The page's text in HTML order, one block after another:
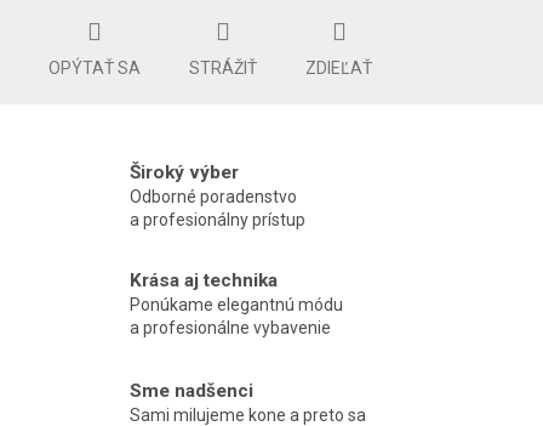
OPÝTAŤ SA STRÁŽIŤ ZDIEĽAŤ
Široký výber
Odborné poradenstvo
a profesionálny prístup
Krása aj technika
Ponúkame elegantnú módu
a profesionálne vybavenie
Sme nadšenci
Sami milujeme kone a preto sa